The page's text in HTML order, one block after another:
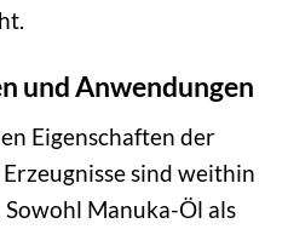
und Anwendungen
Eigenschaften der
sind weithin
Manuka-Öl als